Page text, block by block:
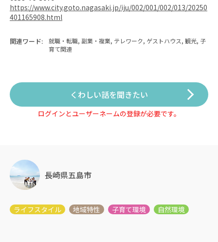
https://www.city.goto.nagasaki.jp/iju/002/001/002/013/20250
401165908.html
関連ワード:
就職・転職, 副業・複業, テレワーク, ゲストハウス, 観光, 子
育て関連
くわしい話を聞きたい
ログインとユーザーネームの登録が必要です。
長崎県五島市